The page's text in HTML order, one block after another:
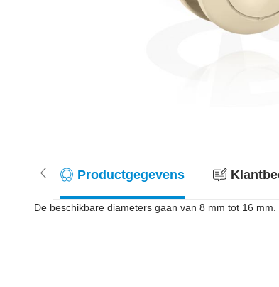
Productgegevens
De beschikbare diameters gaan van 8 mm tot 16